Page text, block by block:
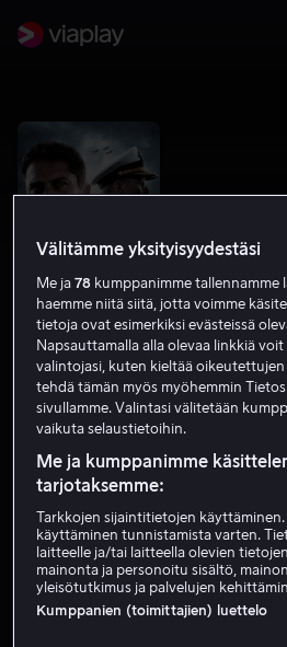
Hunter Killer
6.6 Jännitys Toiminta
HD
Tilaa nyt
Katso
Välitämme yksityisyydestäsi
Me ja78 kumppanimme tallennamme
haemme niitä siitä, jotta voimme
tietoja ovat esimerkiksi evästeissä
Napsauttamalla alla olevaa linkkiä
valintojasi, kuten kieltää
tehdä tämän myös myöhemmin
sivullamme. Valintasi välitetään
vaikuta selaustietoihin.
Me ja kumppanimme
tarjotaksemme:
Tarkkojen sijaintitietojen
käyttäminen tunnistamista varten.
laitteelle ja/tai laitteella olevien
mainonta ja personoitu sisältö,
yleisötutkimus ja palvelujen
Kumppanien (toimittajien) luettelo